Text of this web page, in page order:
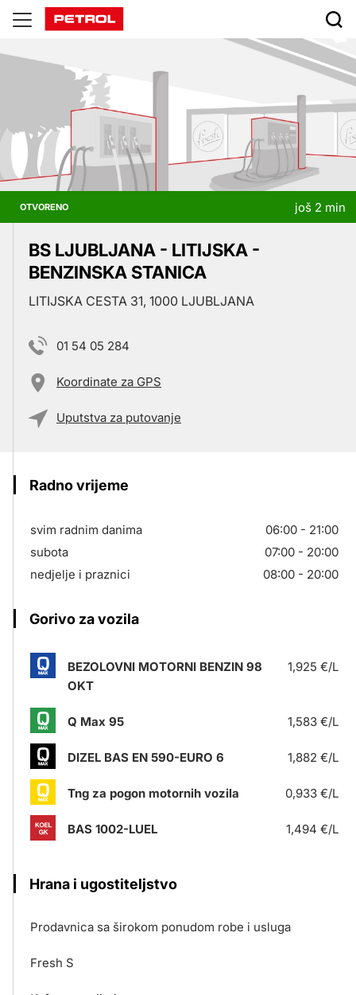
Prodajna
mjesta
OTVORENO još 2 min
BS LJUBLJANA - LITIJSKA -
BENZINSKA STANICA
LITIJSKA CESTA 31, 1000 LJUBLJANA
01 54 05 284
Koordinate za GPS
Uputstva za putovanje
Radno vrijeme
svim radnim danima
06:00 - 21:00
subota
07:00 - 20:00
nedjelje i praznici
08:00 - 20:00
Gorivo za vozila
BEZOLOVNI MOTORNI BENZIN 98
OKT
1,925 €/L
Q Max 95 1,583 €/L
DIZEL BAS EN 590-EURO 6 1,882 €/L
Tng za pogon motornih vozila 0,933 €/L
BAS 1002-LUEL 1,494 €/L
Hrana i ugostiteljstvo
Prodavnica sa širokom ponudom robe i usluga
Fresh S